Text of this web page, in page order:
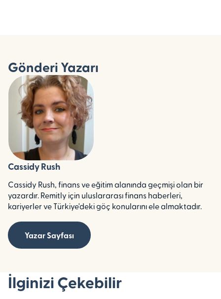
Gönderi Yazarı
Cassidy Rush
Cassidy Rush, finans ve eğitim alanında geçmişi olan bir
yazardır. Remitly için uluslararası finans haberleri,
kariyerler ve Türkiye'deki göç konularını ele almaktadır.
Yazar Sayfası
İlginizi Çekebilir